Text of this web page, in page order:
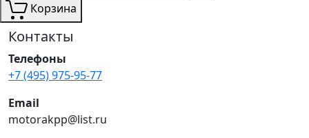
Корзина
Контакты
Телефоны
+7 (495) 975-95-77
Email
motorakpp@list.ru